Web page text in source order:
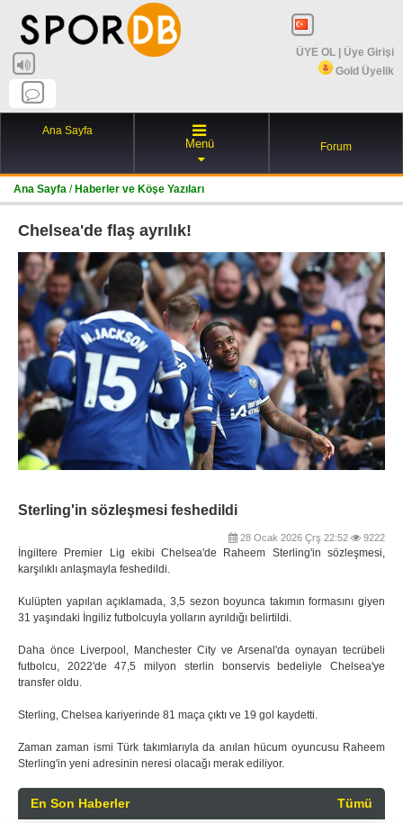
ÜYE OL
Üye Girişi
Gold Üyelik
Ana Sayfa
Menü Forum
Ana Sayfa / Haberler ve Köşe Yazıları
Chelsea'de flaş ayrılık!
Sterling'in sözleşmesi feshedildi
28 Ocak 2026 Çrş 22:52 9222
İngiltere Premier Lig ekibi Chelsea'de Raheem Sterling'in sözleşmesi,
karşılıklı anlaşmayla feshedildi.
Kulüpten yapılan açıklamada, 3,5 sezon boyunca takımın formasını giyen
31 yaşındaki İngiliz futbolcuyla yolların ayrıldığı belirtildi.
Daha önce Liverpool, Manchester City ve Arsenal'da oynayan tecrübeli
futbolcu, 2022'de 47,5 milyon sterlin bonservis bedeliyle Chelsea'ye
transfer oldu.
Sterling, Chelsea kariyerinde 81 maça çıktı ve 19 gol kaydetti.
Zaman zaman ismi Türk takımlarıyla da anılan hücum oyuncusu Raheem
Sterling'in yeni adresinin neresi olacağı merak ediliyor.
En Son Haberler Tümü